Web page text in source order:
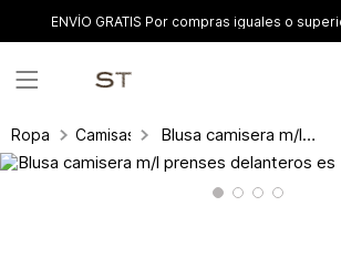
ENVÍO GRATIS Por compras iguales o
Ropa Camisas y blusas Blusa camisera m/l prenses delanteros es